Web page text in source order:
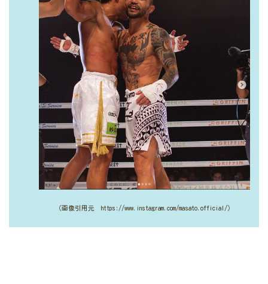
（画像引用元 https://www.instagram.com/masato.official/）